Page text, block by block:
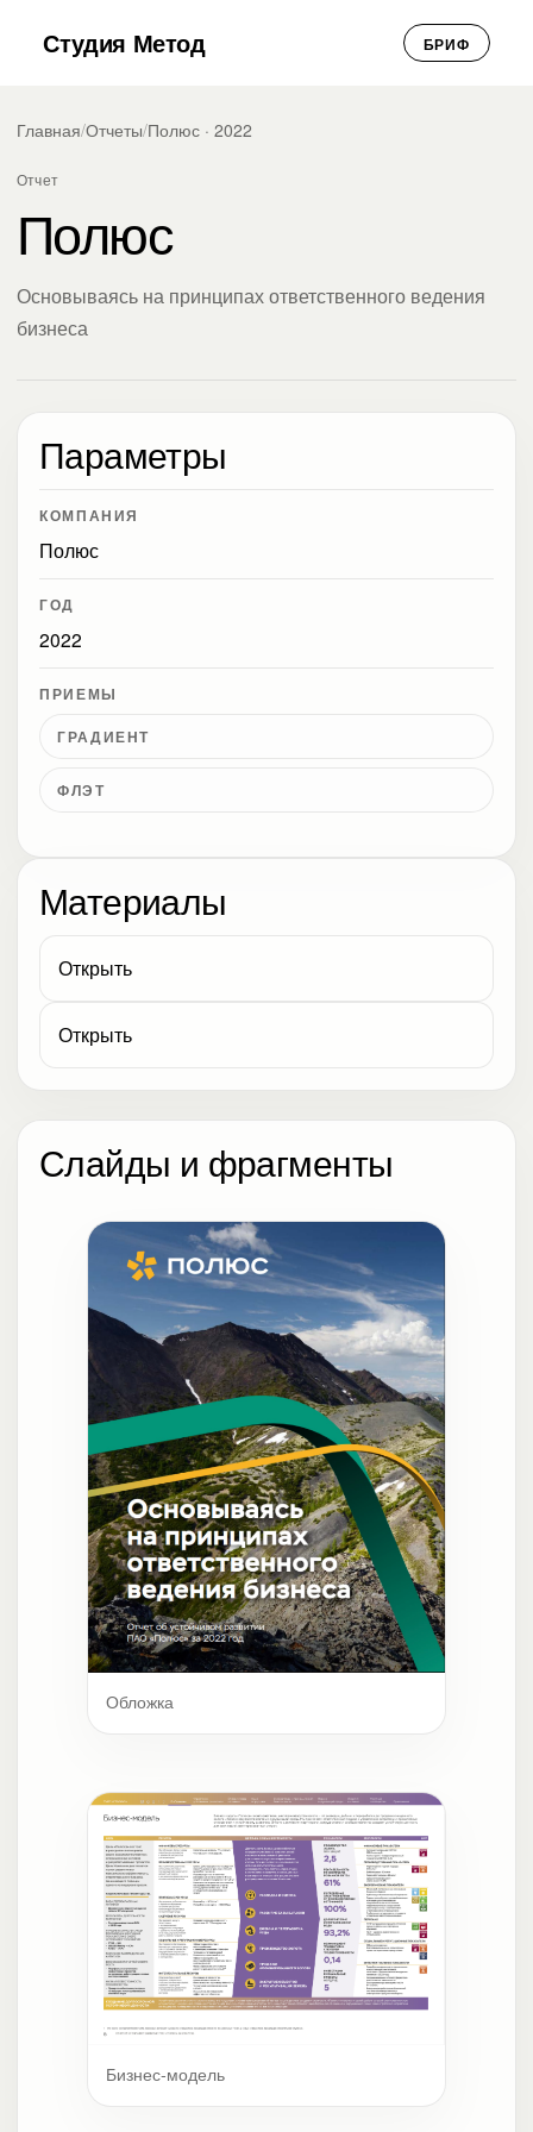
Студия Метод БРИФ
Главная/Отчеты/Полюс · 2022
Отчет
Полюс
Основываясь на принципах ответственного ведения
бизнеса
Параметры
КОМПАНИЯ
Полюс
ГОД
2022
ПРИЕМЫ
ГРАДИЕНТ
ФЛЭТ
Материалы
Открыть
Открыть
Слайды и фрагменты
Обложка
Бизнес-модель